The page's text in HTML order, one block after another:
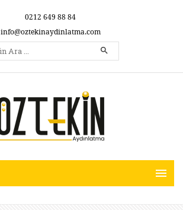
0212 649 88 84
info@oztekinaydinlatma.com